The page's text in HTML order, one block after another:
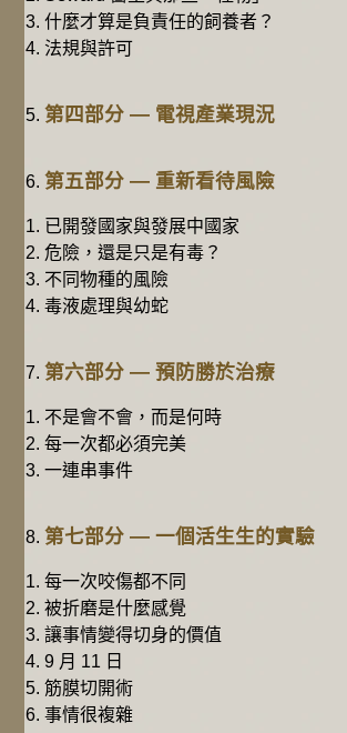
什麼才算是負責任的飼養者？
法規與許可
第四部分 — 電視產業現況
第五部分 — 重新看待風險
已開發國家與發展中國家
危險，還是只是有毒？
不同物種的風險
毒液處理與幼蛇
第六部分 — 預防勝於治療
不是會不會，而是何時
每一次都必須完美
一連串事件
第七部分 — 一個活生生的實驗
每一次咬傷都不同
被折磨是什麼感覺
讓事情變得切身的價值
9 月 11 日
筋膜切開術
事情很複雜